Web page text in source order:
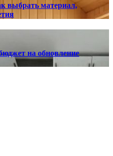
выбрать материал,
на обновление